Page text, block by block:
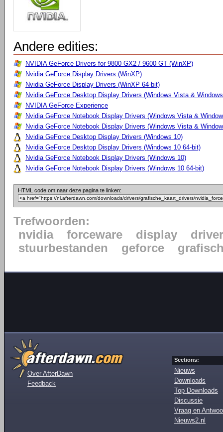
Andere edities:
NVIDIA GeForce Drivers for 9800 GX2 / 9600 GT (WinXP)
Nvidia GeForce Display Drivers (WinXP)
Nvidia GeForce Display Drivers (WinXP 64-bit)
Nvidia GeForce Desktop Display Drivers (Windows Vista &
NVIDIA GeForce Experience
Nvidia GeForce Notebook Display Drivers (Windows Vista &
Nvidia GeForce Notebook Display Drivers (Windows Vista &
Nvidia GeForce Desktop Display Drivers (Windows 10)
Nvidia GeForce Desktop Display Drivers (Windows 10 64-bit)
Nvidia GeForce Notebook Display Drivers (Windows 10)
Nvidia GeForce Notebook Display Drivers (Windows 10 64-bit)
HTML code om naar deze pagina te linken:
Trefwoorden:
nvidia
forceware display
driver
stuurbestanden
geforce
Over AfterDawn
Feedback
Sections:
Nieuws
Downloads
Top Downloads
Discussie
Vraag en
Nieuws2.nl